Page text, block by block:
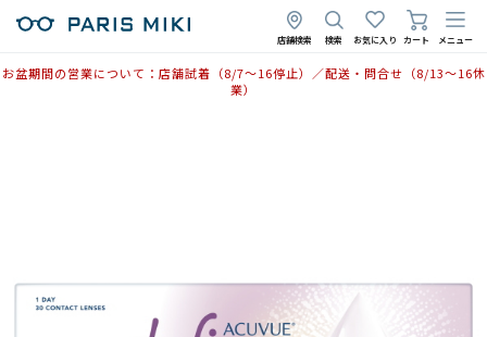
店舗検索 検索 お気に入り カート メニュー
お盆期間の営業について：店舗試着（8/7〜16停止）／配送・問合せ（8/13〜16休
業）